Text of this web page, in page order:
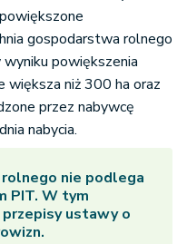
gospodarstwa rolnego
powiększenia
większa niż 300 ha oraz
przez nabywcę
nabycia.
nie podlega
PIT. W tym
ustawy o